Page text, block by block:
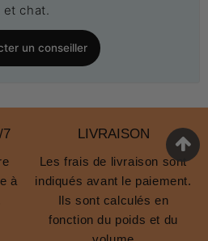
et chat.
un conseiller
7
à
LIVRAISON
Les frais de livraison sont
indiqués avant le paiement.
Ils sont calculés en
fonction du poids et du